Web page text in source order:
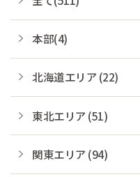
本部(4)
北海道エリア (22)
東北エリア (51)
関東エリア (94)